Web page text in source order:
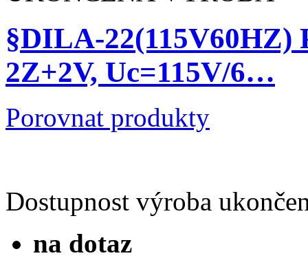
§DIL00M(24V50HZ)
Porovnat produkty
Dostupnost výroba
na dotaz